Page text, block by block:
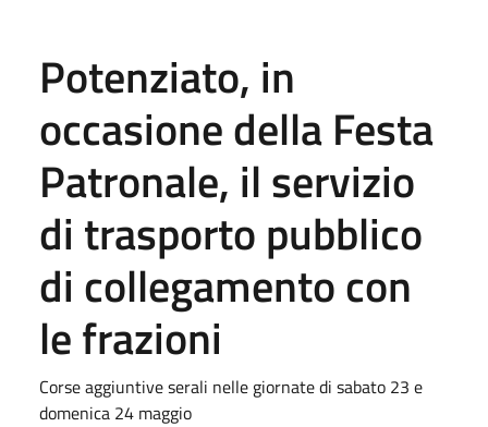
Potenziato, in
occasione della Festa
Patronale, il servizio
di trasporto pubblico
di collegamento con
le frazioni
Corse aggiuntive serali nelle giornate di sabato 23 e
domenica 24 maggio